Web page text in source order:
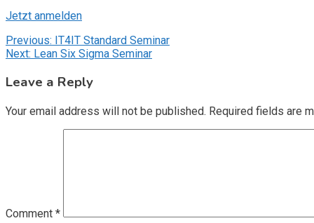
Jetzt anmelden
Post
navigation
Previous: IT4IT Standard Seminar
Next: Lean Six Sigma Seminar
Leave a Reply
Your email address will not be published. Required fields are
Comment *